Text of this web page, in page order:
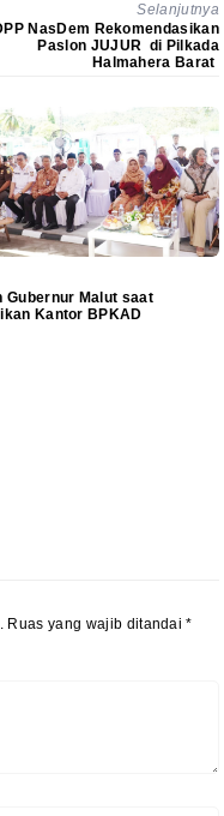
Selanjutnya
NasDem Rekomendasikan
Paslon JUJUR di Pilkada
Halmahera Barat
Gubernur Malut saat
Kantor BPKAD
Ruas yang wajib ditandai*